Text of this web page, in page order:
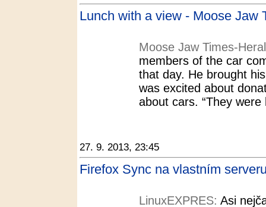
Lunch with a view - Moose Jaw
Moose Jaw Times-
members of the car
that day. He brought
was excited about
about cars. “They
27. 9. 2013, 23:45
Firefox Sync na vlastním
LinuxEXPRES: Asi